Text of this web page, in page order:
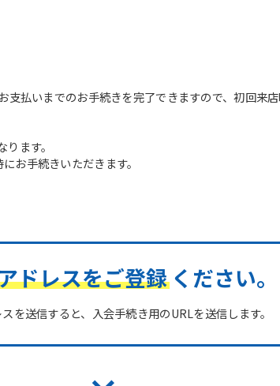
払いまでのお手続きを完了できますので、初回来
ます。
お手続きいただきます。
ドレスをご登録 ください。
を送信すると、入会手続き用のURLを送信します。